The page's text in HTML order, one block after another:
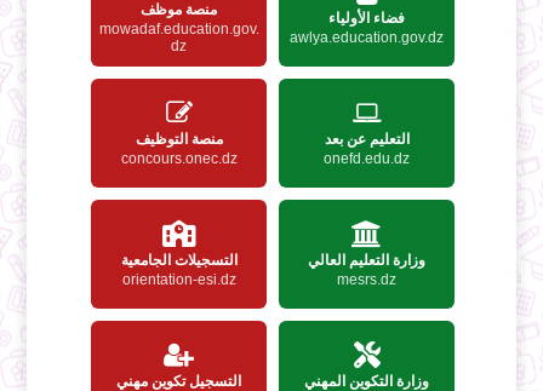
فضاء الأولياء
awlya.education.gov.dz
منصة موظف
mowadaf.education.gov.
dz
التعليم عن بعد
onefd.edu.dz
منصة التوظيف
concours.onec.dz
وزارة التعليم العالي
mesrs.dz
التسجيلات الجامعية
orientation-esi.dz
وزارة التكوين المهني
التسجيل تكوين مهني